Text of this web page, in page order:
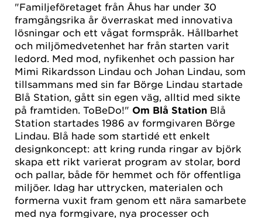
"Familjeföretaget från Åhus har under 30
framgångsrika år överraskat med innovativa
lösningar och ett vågat formspråk. Hållbarhet
och miljömedvetenhet har från starten varit
ledord. Med mod, nyfikenhet och passion har
Mimi Rikardsson Lindau och Johan Lindau, som
tillsammans med sin far Börge Lindau startade
Blå Station, gått sin egen väg, alltid med sikte
på framtiden. ToBeDo!" Om Blå Station Blå
Station startades 1986 av formgivaren Börge
Lindau. Blå hade som startidé ett enkelt
designkoncept: att kring runda ringar av björk
skapa ett rikt varierat program av stolar, bord
och pallar, både för hemmet och för offentliga
miljöer. Idag har uttrycken, materialen och
formerna vuxit fram genom ett nära samarbete
med nya formgivare, nya processer och